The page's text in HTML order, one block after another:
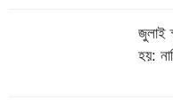
জুলাই
হয়: